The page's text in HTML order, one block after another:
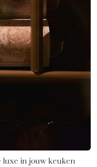
luxe in jouw keuken